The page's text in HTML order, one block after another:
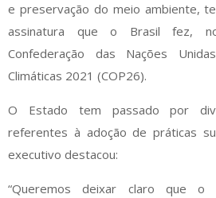
e preservação do meio ambiente,
assinatura que o Brasil fez,
Confederação das Nações
Climáticas 2021 (COP26).
O Estado tem passado por
referentes à adoção de práticas
executivo destacou:
“Queremos deixar claro que o